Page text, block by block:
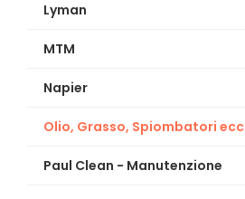
Lyman
MTM
Napier
Olio, Grasso, Spiombatori ecc
Paul Clean - Manutenzione